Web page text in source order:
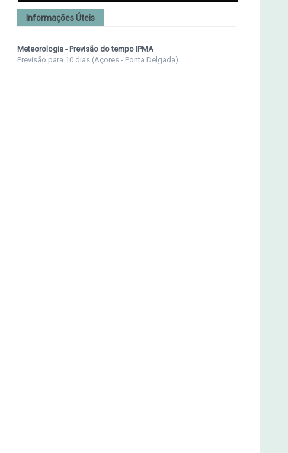
Informações Úteis
Meteorologia - Previsão do tempo IPMA
Previsão para 10 dias (Açores - Ponta Delgada)